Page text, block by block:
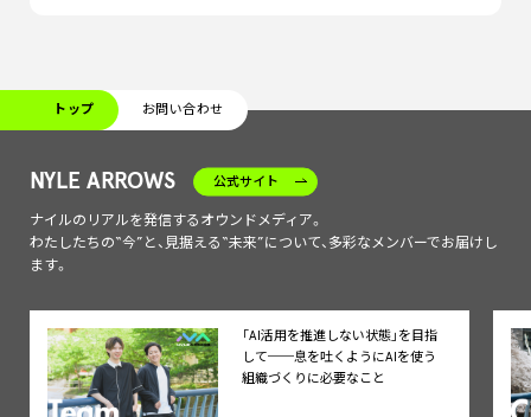
トップ お問い合わせ
NYLE ARROWS 公式サイト
ナイルのリアルを発信するオウンドメディア。
わたしたちの“今”と、見据える“未来”について、多彩なメンバーでお届けし
ます。
「AI活用を推進しない状態」を目指
して──息を吐くようにAIを使う
組織づくりに必要なこと